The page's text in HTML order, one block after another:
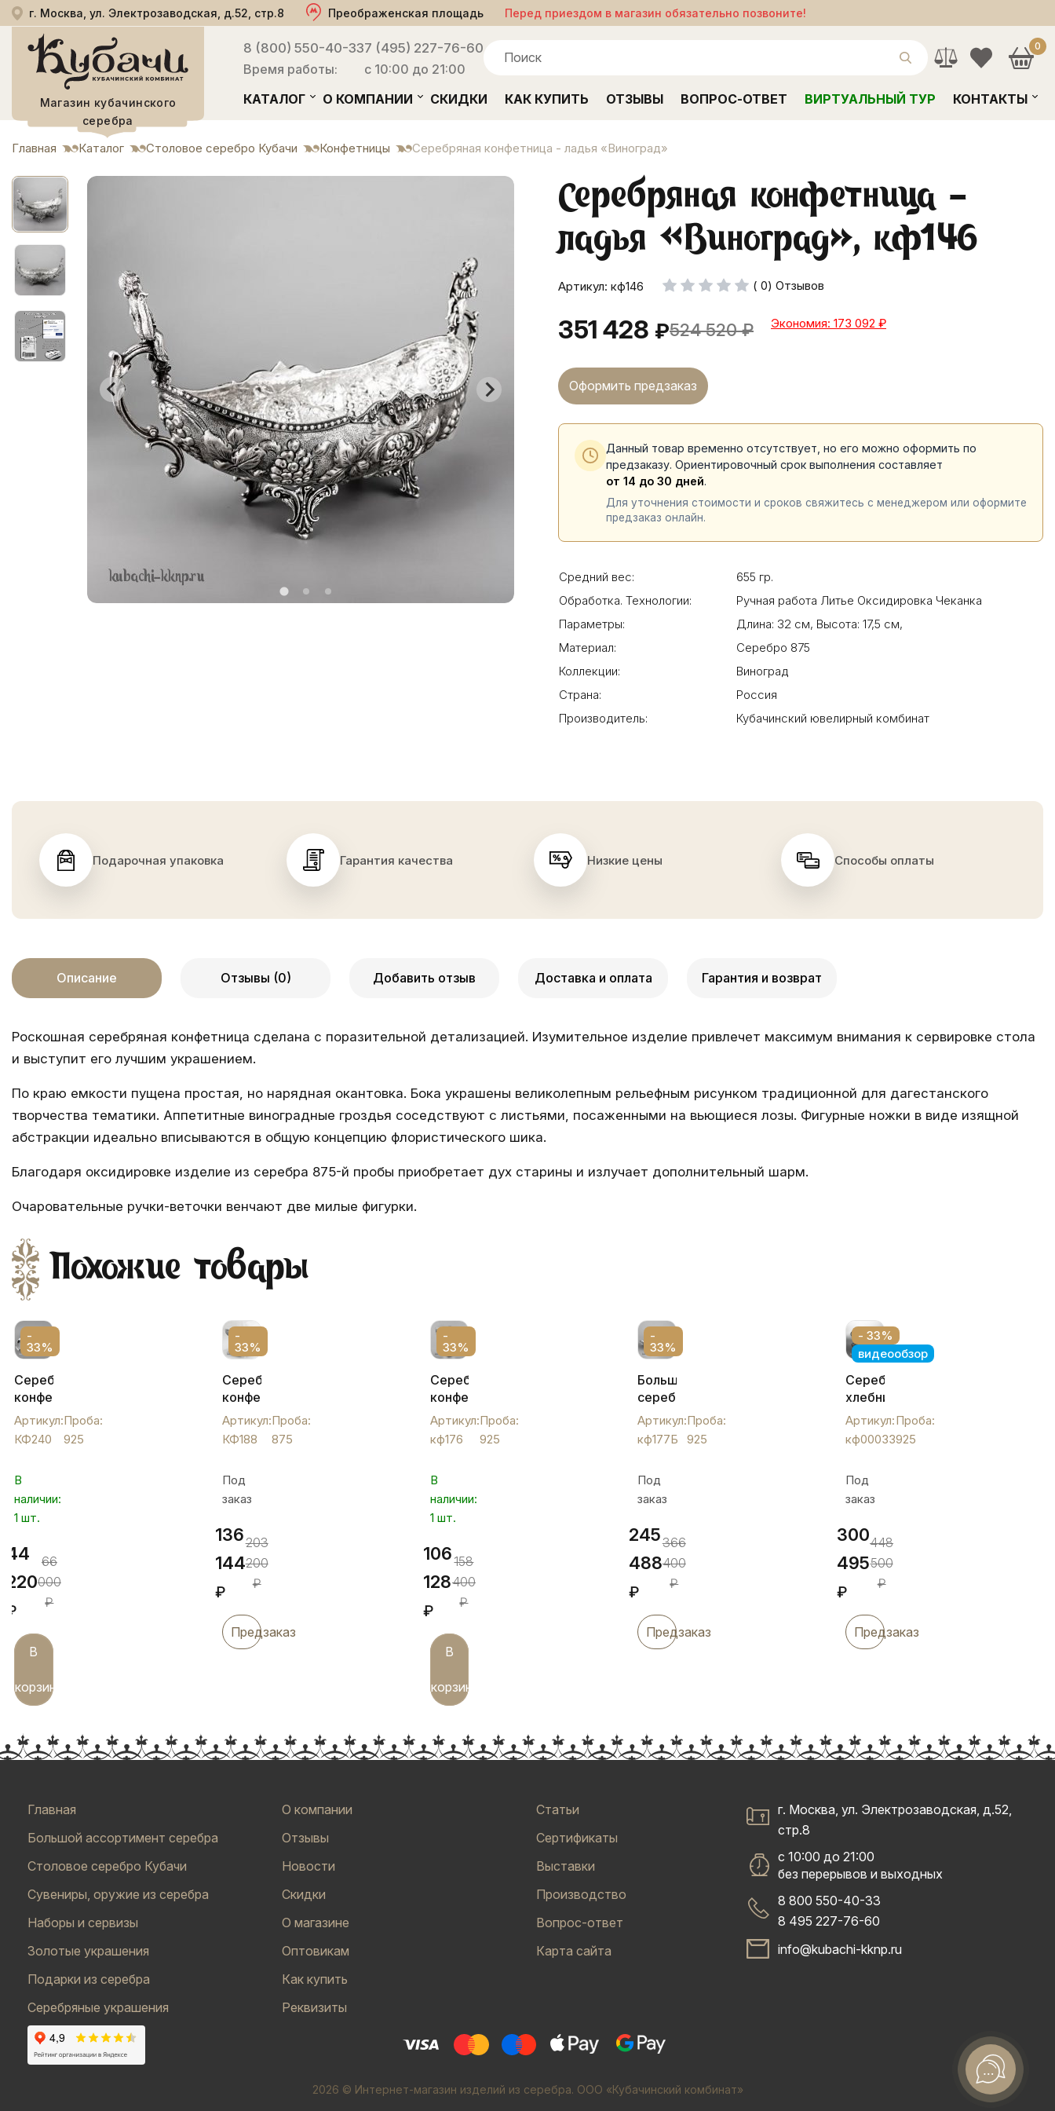
г. Москва, ул. Электрозаводская, д.52, стр.8 Преображенская площадь Перед приездом в магазин обязательно позвоните!
Магазин кубачинского
серебра
8 (800) 550-40-33
Время работы:
7 (495) 227-76-60
с 10:00 до 21:00
0
КАТАЛОГ О КОМПАНИИ СКИДКИ КАК КУПИТЬ ОТЗЫВЫ ВОПРОС-ОТВЕТ ВИРТУАЛЬНЫЙ ТУР КОНТАКТЫ
Главная Каталог Столовое серебро Кубачи Конфетницы Серебряная конфетница - ладья «Виноград»
Серебряная конфетница -
ладья «Виноград», кф146
Артикул: кф146 ( 0) Отзывов
351 428 ₽524 520 ₽ Экономия: 173 092 ₽
Оформить предзаказ
Данный товар временно отсутствует, но его можно оформить по
предзаказу. Ориентировочный срок выполнения составляет
от 14 до 30 дней.
Для уточнения стоимости и сроков свяжитесь с менеджером или оформите
предзаказ онлайн.
Средний вес:
655 гр.
Обработка. Технологии:
Ручная работа Литье Оксидировка Чеканка
Параметры:
Длина: 32 см, Высота: 17,5 см,
Материал:
Серебро 875
Коллекции:
Виноград
Страна:
Россия
Производитель:
Кубачинский ювелирный комбинат
Подарочная упаковка Гарантия качества Низкие цены Способы оплаты
Описание Отзывы (0) Добавить отзыв Доставка и оплата Гарантия и возврат
Роскошная серебряная конфетница сделана с поразительной детализацией. Изумительное изделие привлечет максимум внимания к сервировке стола
и выступит его лучшим украшением.
По краю емкости пущена простая, но нарядная окантовка. Бока украшены великолепным рельефным рисунком традиционной для дагестанского
творчества тематики. Аппетитные виноградные гроздья соседствуют с листьями, посаженными на вьющиеся лозы. Фигурные ножки в виде изящной
абстракции идеально вписываются в общую концепцию флористического шика.
Благодаря оксидировке изделие из серебра 875-й пробы приобретает дух старины и излучает дополнительный шарм.
Очаровательные ручки-веточки венчают две милые фигурки.
Похожие товары
-
33%
Серебряная
конфетница
"Липовый
лист"
с
КФ240
Артикул:
КФ240
Проба:
925
В
наличии:
1 шт.
44
220
₽
66
000
₽
В
корзину
-
33%
Серебряная
конфетница
на
ножке
с
рисунком,
КФ188
Артикул:
КФ188
Проба:
875
Под
заказ
136
144
₽
203
200
₽
Предзаказ
-
33%
Серебряная
конфетница
«Виноград»
малая,
кф176
Артикул:
кф176
Проба:
925
В
наличии:
1 шт.
106
128
₽
158
400
₽
В
корзину
-
33%
Большая
серебряная
конфетница
"Лоза",
кф177Б
Артикул:
кф177Б
Проба:
925
Под
заказ
245
488
₽
366
400
₽
Предзаказ
- 33%
видеообзор
Серебряная
хлебница,
фруктовница
«Резная»,
кф00033
Артикул:
кф00033
Проба:
925
Под
заказ
300
495
₽
448
500
₽
Предзаказ
Главная
Большой ассортимент серебра
Столовое серебро Кубачи
Сувениры, оружие из серебра
Наборы и сервизы
Золотые украшения
Подарки из серебра
Серебряные украшения
О компании
Отзывы
Новости
Скидки
О магазине
Оптовикам
Как купить
Реквизиты
Статьи
Сертификаты
Выставки
Производство
Вопрос-ответ
Карта сайта
г. Москва, ул. Электрозаводская, д.52,
стр.8
с 10:00 до 21:00
без перерывов и выходных
8 800 550-40-33
8 495 227-76-60
info@kubachi-kknp.ru
2026 © Интернет-магазин изделий из серебра. ООО «Кубачинский комбинат»